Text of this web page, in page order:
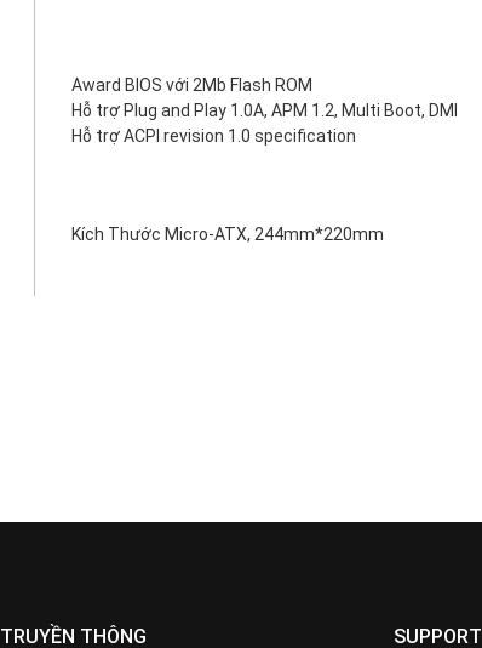
Award BIOS với 2Mb Flash ROM
Hỗ trợ Plug and Play 1.0A, APM 1.2, Multi Boot, DMI
Hỗ trợ ACPI revision 1.0 specification
Kích Thước Micro-ATX, 244mm*220mm
TRUYỀN THÔNG SUPPORT